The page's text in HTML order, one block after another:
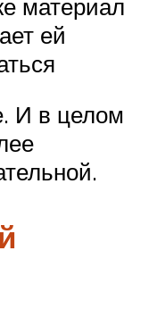
материал
ей
И в целом